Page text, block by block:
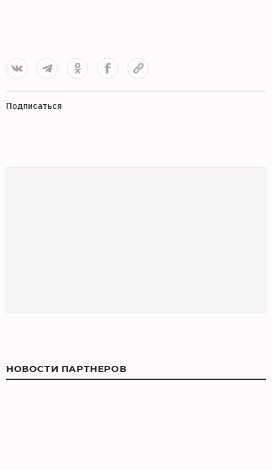
Подписаться
НОВОСТИ ПАРТНЕРОВ